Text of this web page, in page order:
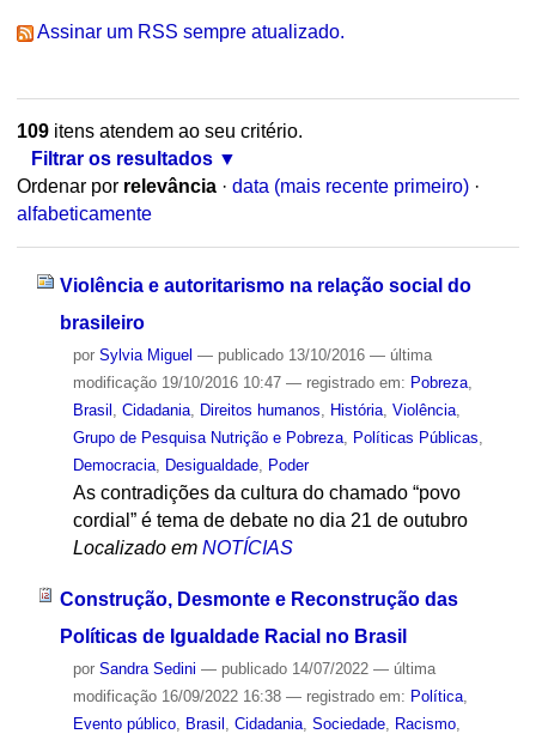
Assinar um RSS sempre atualizado.
109itens atendem ao seu critério.
Filtrar os resultados
Ordenar por relevância · data (mais recente primeiro) ·
alfabeticamente
Violência e autoritarismo na relação social do
brasileiro
por Sylvia Miguel — publicado13/10/2016 — última
modificação19/10/2016 10:47 — registrado em: Pobreza,
Brasil
Cidadania, Direitos humanos História, Violência,
Grupo de Pesquisa Nutrição e Pobreza, Políticas Públicas
Democracia, Desigualdade, Poder
As contradições da cultura do chamado “povo
cordial” é tema de debate no dia 21 de outubro
Localizado em NOTÍCIAS
Construção, Desmonte e Reconstrução das
Políticas de Igualdade Racial no Brasil
por Sandra Sedini — publicado14/07/2022 — última
modificação16/09/2022 16:38 — registrado em: Política,
Evento público, Brasil Cidadania, Sociedade, Racismo,